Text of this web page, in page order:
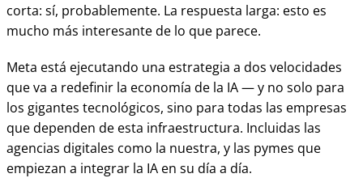
corta: sí, probablemente. La respuesta larga: esto es
mucho más interesante de lo que parece.
Meta está ejecutando una estrategia a dos velocidades
que va a redefinir la economía de la IA — y no solo para
los gigantes tecnológicos, sino para todas las empresas
que dependen de esta infraestructura. Incluidas las
agencias digitales como la nuestra, y las pymes que
empiezan a integrar la IA en su día a día.